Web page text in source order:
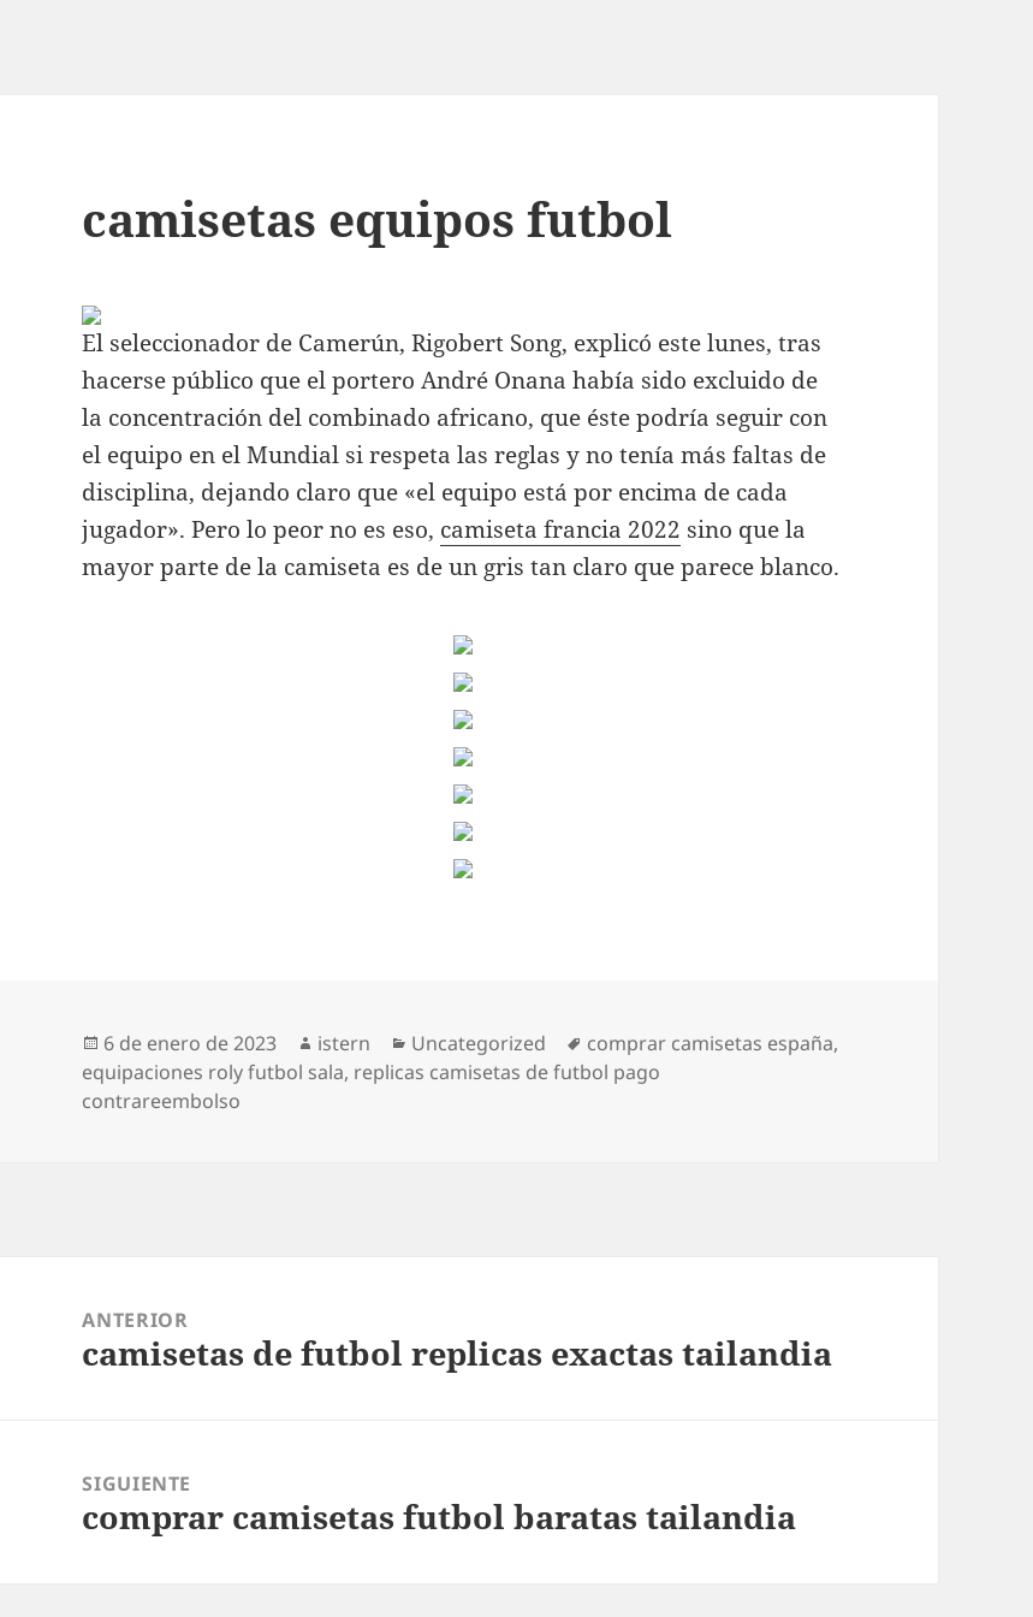
camisetas equipos futbol
El seleccionador de Camerún, Rigobert Song, explicó este lunes, tras
hacerse público que el portero André Onana había sido excluido de
la concentración del combinado africano, que éste podría seguir con
el equipo en el Mundial si respeta las reglas y no tenía más faltas de
disciplina, dejando claro que «el equipo está por encima de cada
jugador». Pero lo peor no es eso, camiseta francia 2022 sino que la
mayor parte de la camiseta es de un gris tan claro que parece blanco.
Publicado
el
6 de enero de 2023 Autor
istern Categorías
Uncategorized Etiquetas
comprar camisetas españa,
equipaciones roly futbol sala, replicas camisetas de futbol pago
contrareembolso
entradas
ANTERIOR
Entrada
camisetas de futbol replicas exactas tailandia
SIGUIENTE
Entrada
comprar camisetas futbol baratas tailandia